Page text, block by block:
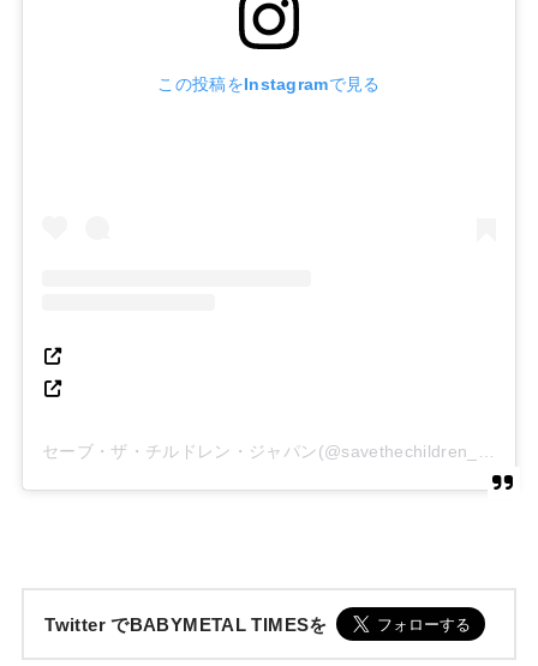
この投稿をInstagramで見る
セーブ・ザ・チルドレン・ジャパン(@savethechildren_japan)がシェアした投稿
Twitter でBABYMETAL TIMESを